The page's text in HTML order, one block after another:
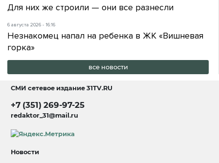
Для них же строили — они все разнесли
6 августа 2026 - 16:16
Незнакомец напал на ребенка в ЖК «Вишневая
горка»
все новости
СМИ сетевое издание31TV.RU
+7 (351) 269-97-25
redaktor_31@mail.ru
Новости